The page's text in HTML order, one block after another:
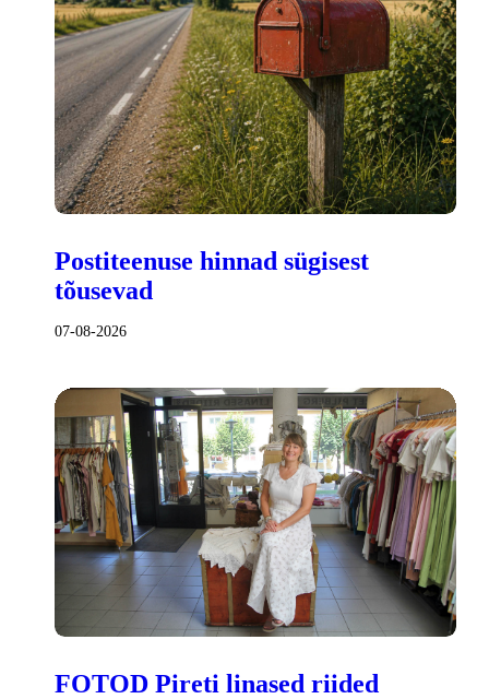
Postiteenuse hinnad sügisest
tõusevad
07-08-2026
FOTOD Pireti linased riided